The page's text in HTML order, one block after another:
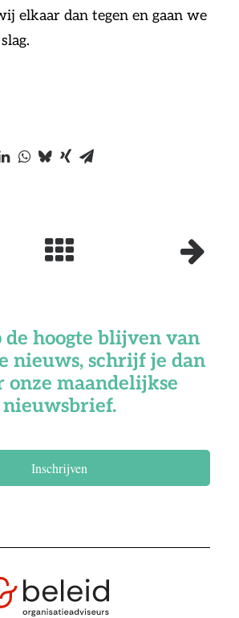
elkaar dan tegen en gaan we
hoogte blijven van
nieuws, schrijf je dan
onze maandelijkse
nieuwsbrief.
Inschrijven